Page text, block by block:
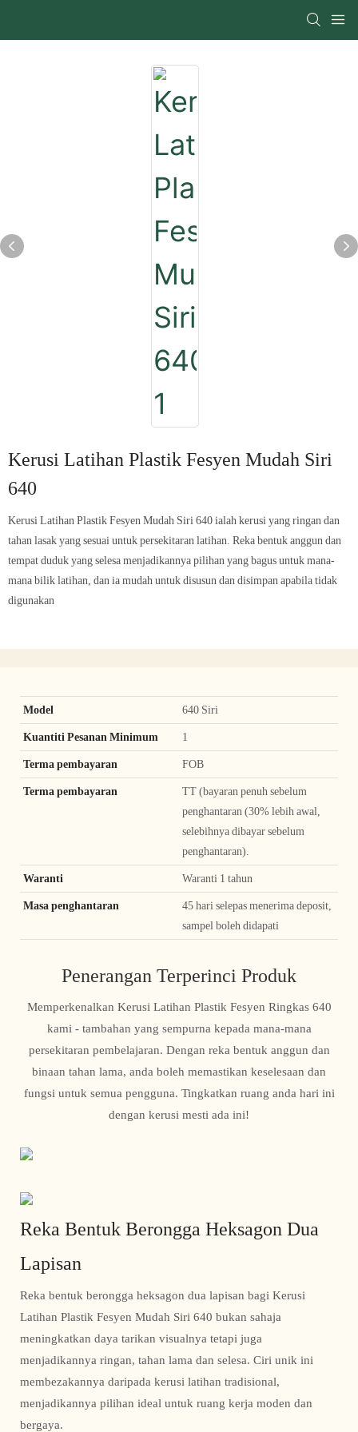
Kerusi Latihan Plastik Fesyen Mudah Siri
640
Kerusi Latihan Plastik Fesyen Mudah Siri 640 ialah kerusi yang ringan dan
tahan lasak yang sesuai untuk persekitaran latihan. Reka bentuk anggun dan
tempat duduk yang selesa menjadikannya pilihan yang bagus untuk mana-
mana bilik latihan, dan ia mudah untuk disusun dan disimpan apabila tidak
digunakan
Model 640 Siri
Kuantiti Pesanan Minimum 1
Terma pembayaran FOB
Terma pembayaran
TT (bayaran penuh sebelum
penghantaran (30% lebih awal,
selebihnya dibayar sebelum
penghantaran).
Waranti Waranti 1 tahun
Masa penghantaran
45 hari selepas menerima deposit,
sampel boleh didapati
Penerangan Terperinci Produk
Memperkenalkan Kerusi Latihan Plastik Fesyen Ringkas 640
kami - tambahan yang sempurna kepada mana-mana
persekitaran pembelajaran. Dengan reka bentuk anggun dan
binaan tahan lama, anda boleh memastikan keselesaan dan
fungsi untuk semua pengguna. Tingkatkan ruang anda hari ini
dengan kerusi mesti ada ini!
Reka Bentuk Berongga Heksagon Dua
Lapisan
Reka bentuk berongga heksagon dua lapisan bagi Kerusi
Latihan Plastik Fesyen Mudah Siri 640 bukan sahaja
meningkatkan daya tarikan visualnya tetapi juga
menjadikannya ringan, tahan lama dan selesa. Ciri unik ini
membezakannya daripada kerusi latihan tradisional,
menjadikannya pilihan ideal untuk ruang kerja moden dan
bergaya.